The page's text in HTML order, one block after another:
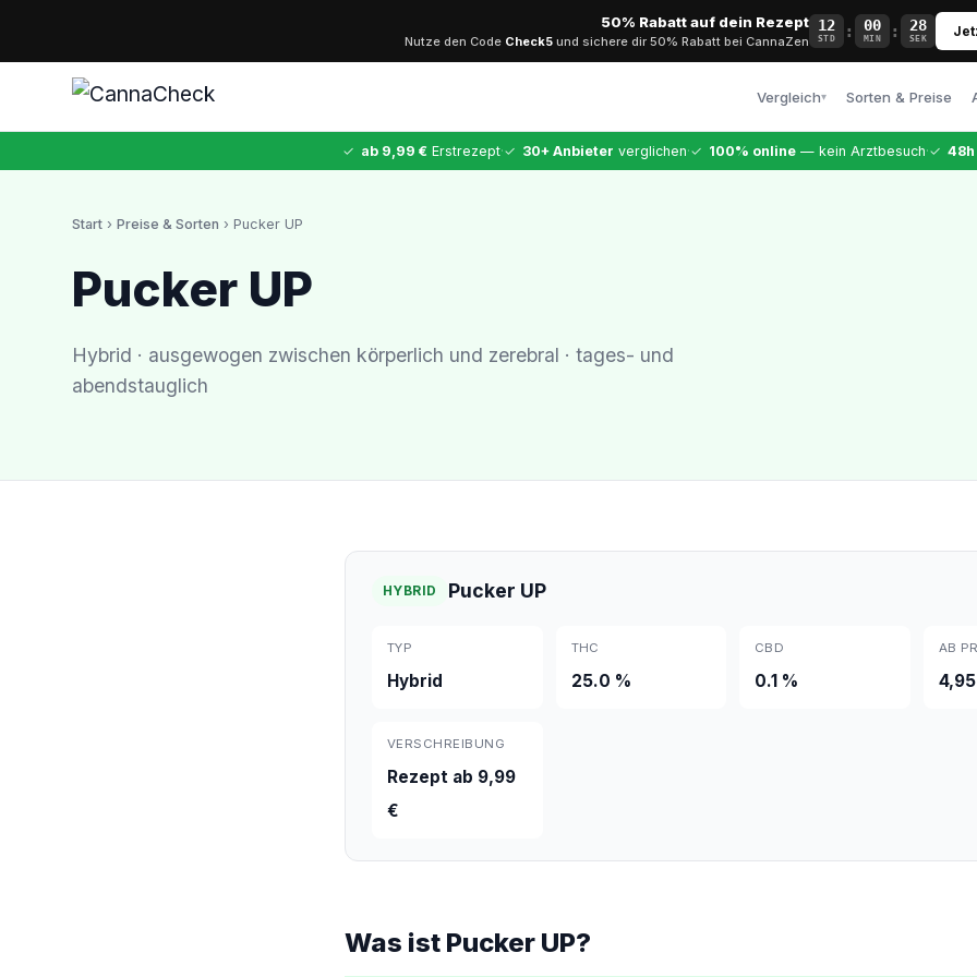
50% Rabatt auf dein Rezept
Nutze den Code Check5 und sichere dir 50% Rabatt bei CannaZen
12
STD : 00
MIN : 27
SEK
Vergleich▾
Vollständiger Vergleich
Sorten & Preise
✓ ab 9,99 € Erstrezept·✓ 30+ Anbieter verglichen·✓ 100% online — kein Arztbesuch·✓ 48h
CannaZen
Start › Preise & Sorten › Pucker UP
Pucker UP
Hybrid · ausgewogen zwischen körperlich und zerebral · tages- und
abendstauglich
HYBRID Pucker UP
TYP
Hybrid
THC
25.0 %
CBD
0.1 %
AB
VERSCHREIBUNG
Rezept ab 9,99
€
Was ist Pucker UP?